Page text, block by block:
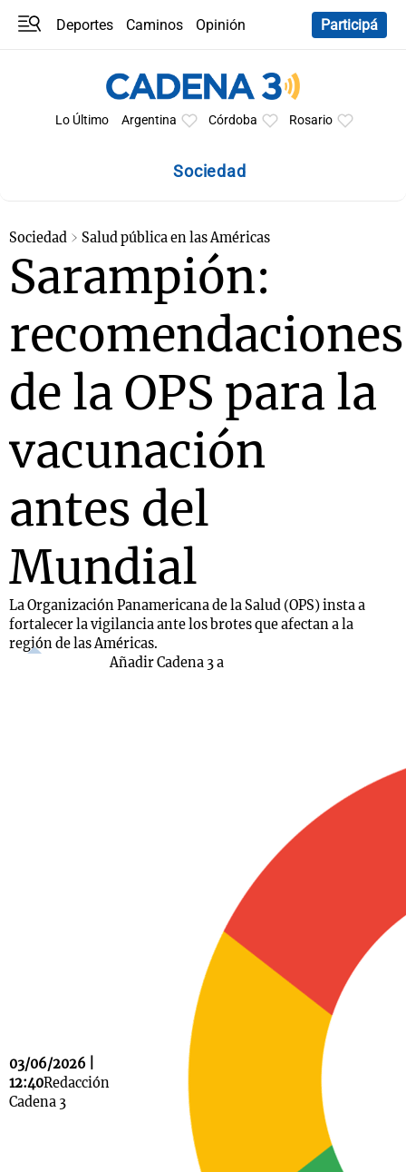
Deportes Caminos
Opinión
Participá
Lo Último Argentina Córdoba Rosario
Sociedad
Sociedad Salud pública en las Américas
Sarampión:
recomendaciones
de la OPS para la
vacunación
antes del
Mundial
La Organización Panamericana de la Salud (OPS) insta a
fortalecer la vigilancia ante los brotes que afectan a la
región de las Américas.
03/06/2026 |
12:40Redacción
Cadena 3
Añadir Cadena 3 a